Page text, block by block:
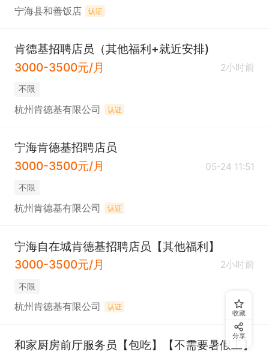
宁海县和善饭店 认证
肯德基招聘店员（其他福利+就近安排)
3000-3500元/月
2小时前
不限
杭州肯德基有限公司 认证
宁海肯德基招聘店员
3000-3500元/月
05-24 11:51
不限
杭州肯德基有限公司 认证
宁海自在城肯德基招聘店员【其他福利】
3000-3500元/月
2小时前
不限
杭州肯德基有限公司 认证
和家厨房前厅服务员【包吃】【不需要暑假工】
收藏
分享